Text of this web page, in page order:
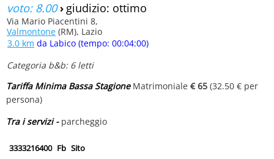
voto: 8.00› giudizio: ottimo
Via Mario Piacentini 8,
Valmontone (RM), Lazio
3.0 km da Labico (tempo: 00:04:00)
Categoria b&b: 6 letti
Tariffa Minima Bassa StagioneMatrimoniale € 65 (32.50 € per
persona)
Tra i servizi - parcheggio
3333216400 Fb Sito